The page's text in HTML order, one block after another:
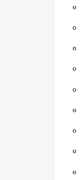
⚬
⚬
⚬
⚬
⚬
⚬
⚬
⚬
⚬